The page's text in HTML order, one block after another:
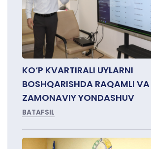
KO‘P KVARTIRALI UYLARNI
BOSHQARISHDA RAQAMLI VA
ZAMONAVIY YONDASHUV
BATAFSIL